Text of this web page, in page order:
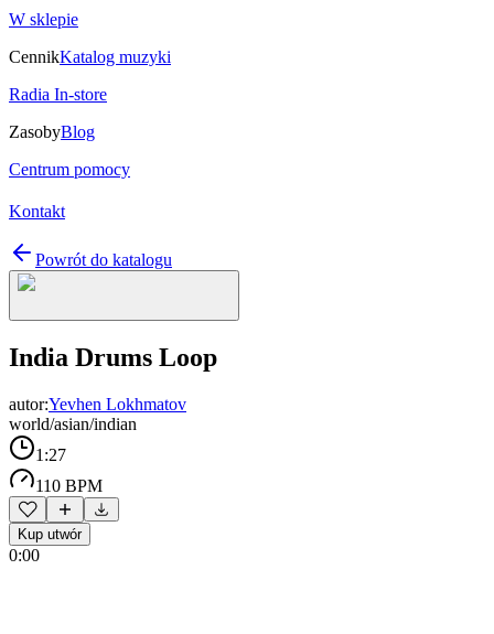
W sklepie
CennikKatalog muzyki
Radia In-store
ZasobyBlog
Centrum pomocy
Kontakt
Powrót do katalogu
India Drums Loop
autor:Yevhen Lokhmatov
world/asian/indian
1:27
110 BPM
Kup utwór
0:00